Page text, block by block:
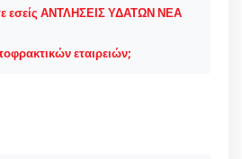
εσείς ΑΝΤΛΗΣΕΙΣ ΥΔΑΤΩΝ ΝΕΑ
εταιρειών;